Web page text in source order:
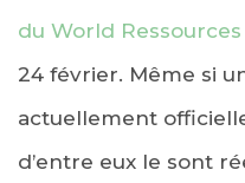
du World
24 février. Même si
actuellement
d’entre eux le sont